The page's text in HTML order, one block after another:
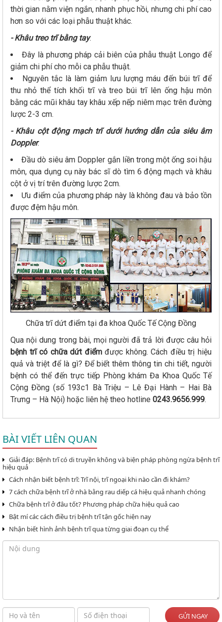
thời gian nằm viện ngắn, nhanh phục hồi, nhưng chi phí cao
hơn so với các loại phẫu thuật khác.
- Khâu treo trĩ bằng tay:
Đây là phương pháp cải biên của phẫu thuật Longo để
giảm chi phí cho mỗi ca phẫu thuật.
Nguyên tắc là làm giảm lưu lượng máu đến búi trĩ để
thu nhỏ thể tích khối trĩ và treo búi trĩ lên ống hậu môn
bằng các mũi khâu tay khâu xếp nếp niêm mạc trên đường
lược 2-3 cm.
- Khâu cột động mạch trĩ dưới hướng dẫn của siêu âm
Doppler:
Đầu dò siêu âm Doppler gắn liền trong một ống soi hậu
môn, qua dụng cụ này bác sĩ dò tìm 6 động mạch và khâu
cột ở vị trí trên đường lược 2cm.
Ưu điểm của phương pháp này là không đau và bảo tồn
được đệm hậu môn.
Chữa trĩ dứt điểm tại đa khoa Quốc Tế Cộng Đồng
Qua nội dung trong bài, mọi người đã trả lời được câu hỏi
bệnh trĩ có chữa dứt điểmđược không. Cách điều trị hiệu
quả và triệt để là gì? Để biết thêm thông tin chi tiết, người
bệnh có thể đến trực tiếp Phòng khám Đa Khoa Quốc Tế
Cộng Đồng (số 193c1 Bà Triệu – Lê Đại Hành – Hai Bà
Trưng – Hà Nội) hoặc liên hệ theo hotline 0243.9656.999.
BÀI VIẾT LIÊN QUAN
Giải đáp: Bệnh trĩ có di truyền không và biện pháp phòng ngừa bệnh trĩ
hiệu quả
Cách nhận biết bệnh trĩ: Trĩ nội, trĩ ngoại khi nào cần đi khám?
7 cách chữa bệnh trĩ ở nhà bằng rau diếp cá hiệu quả nhanh chóng
Chữa bệnh trĩ ở đâu tốt? Phương pháp chữa hiệu quả cao
Bật mí các cách điều trị bệnh trĩ tận gốc hiện nay
Nhận biết hình ảnh bệnh trĩ qua từng giai đoạn cụ thể
GỬI NGAY